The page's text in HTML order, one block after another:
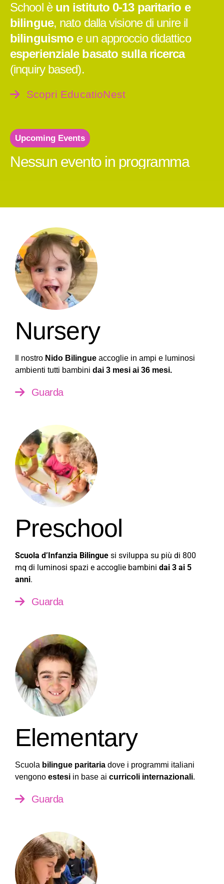
School è un istituto 0-13 paritario e
bilingue, nato dalla visione di unire il
bilinguismo e un approccio didattico
esperienziale basato sulla ricerca
(inquiry based).
Scopri EducatioNest
Upcoming Events
Nessun evento in programma
Nursery
Il nostro Nido Bilingue accoglie in ampi e luminosi
ambienti tutti bambini dai 3 mesi ai 36 mesi.
Guarda
Preschool
Scuola d’Infanzia Bilingue si sviluppa su più di 800
mq di luminosi spazi e accoglie bambini dai 3 ai 5
anni.
Guarda
Elementary
Scuola bilingue paritaria dove i programmi italiani
vengono estesi in base ai curricoli internazionali.
Guarda